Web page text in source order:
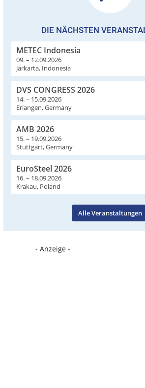
DIE NÄCHSTEN
METEC Indonesia
09. – 12.09.2026
Jarkarta, Indonesia
DVS CONGRESS 2026
14. – 15.09.2026
Erlangen, Germany
AMB 2026
15. – 19.09.2026
Stuttgart, Germany
EuroSteel 2026
16. – 18.09.2026
Krakau, Poland
Alle Veranstaltungen
- Anzeige -